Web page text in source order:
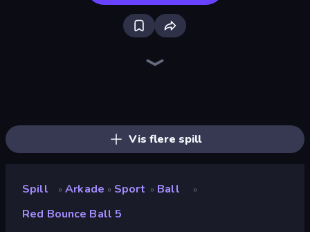
Vis flere spill
Spill » Arkade » Sport » Ball »
Red Bounce Ball 5